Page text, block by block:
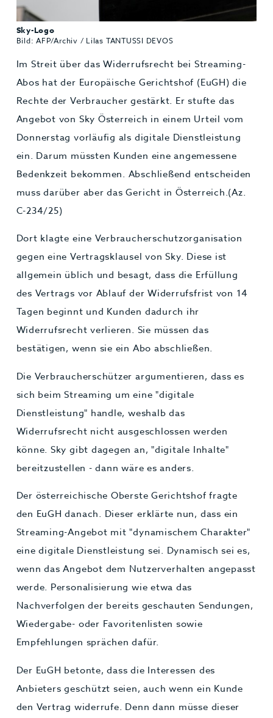
Sky-Logo
Bild: AFP/Archiv / Lilas TANTUSSI DEVOS
Im Streit über das Widerrufsrecht bei Streaming-
Abos hat der Europäische Gerichtshof (EuGH) die
Rechte der Verbraucher gestärkt. Er stufte das
Angebot von Sky Österreich in einem Urteil vom
Donnerstag vorläufig als digitale Dienstleistung
ein. Darum müssten Kunden eine angemessene
Bedenkzeit bekommen. Abschließend entscheiden
muss darüber aber das Gericht in Österreich.(Az.
C-234/25)
Dort klagte eine Verbraucherschutzorganisation
gegen eine Vertragsklausel von Sky. Diese ist
allgemein üblich und besagt, dass die Erfüllung
des Vertrags vor Ablauf der Widerrufsfrist von 14
Tagen beginnt und Kunden dadurch ihr
Widerrufsrecht verlieren. Sie müssen das
bestätigen, wenn sie ein Abo abschließen.
Die Verbraucherschützer argumentieren, dass es
sich beim Streaming um eine "digitale
Dienstleistung" handle, weshalb das
Widerrufsrecht nicht ausgeschlossen werden
könne. Sky gibt dagegen an, "digitale Inhalte"
bereitzustellen - dann wäre es anders.
Der österreichische Oberste Gerichtshof fragte
den EuGH danach. Dieser erklärte nun, dass ein
Streaming-Angebot mit "dynamischem Charakter"
eine digitale Dienstleistung sei. Dynamisch sei es,
wenn das Angebot dem Nutzerverhalten angepasst
werde. Personalisierung wie etwa das
Nachverfolgen der bereits geschauten Sendungen,
Wiedergabe- oder Favoritenlisten sowie
Empfehlungen sprächen dafür.
Der EuGH betonte, dass die Interessen des
Anbieters geschützt seien, auch wenn ein Kunde
den Vertrag widerrufe. Denn dann müsse dieser